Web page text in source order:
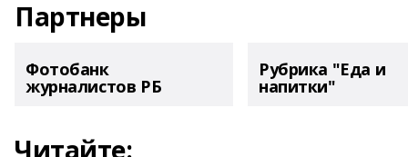
Партнеры
Фотобанк
журналистов РБ
Рубрика "Еда и
напитки"
Читайте: